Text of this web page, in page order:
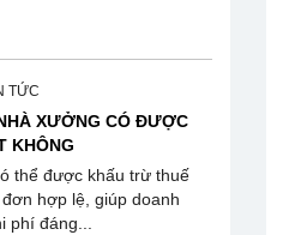
TỨC
XƯỞNG CÓ ĐƯỢC
KHÔNG
thể được khấu trừ thuế
hợp lệ, giúp doanh
phí đáng...